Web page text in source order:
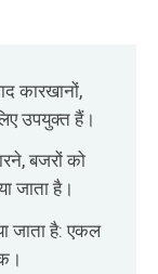
कारखानों,
उपयुक्त हैं।
बजरों को
जाता है।
जाता है: एकल